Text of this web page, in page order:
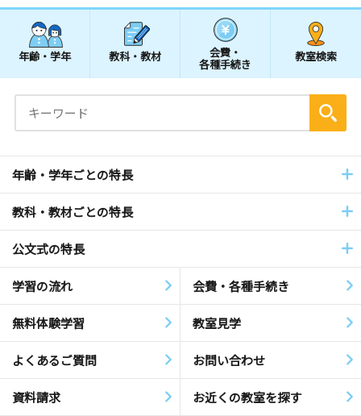
年齢・学年 教科・教材 会費・
各種手続き
教室検索
年齢・学年ごとの特長
教科・教材ごとの特長
公文式の特長
学習の流れ 会費・各種手続き
無料体験学習 教室見学
よくあるご質問 お問い合わせ
資料請求 お近くの教室を探す